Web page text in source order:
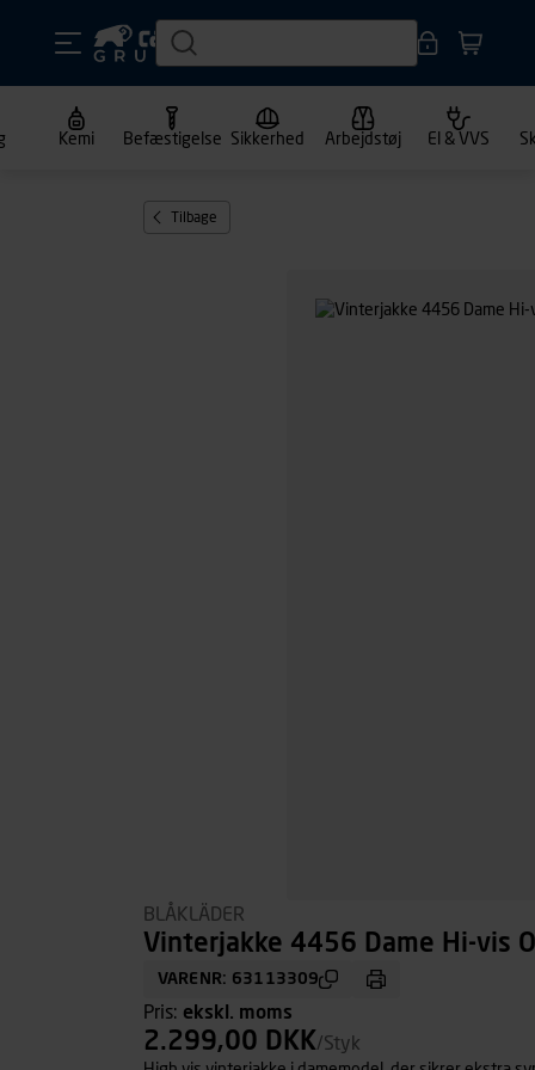
Kemi Befæstigelse Sikkerhed Arbejdstøj El & VVS
Tilbage
BLÅKLÄDER
Vinterjakke 4456 Dame Hi-vis
VARENR: 63113309
Pris: ekskl. moms
2.299,00 DKK/Styk